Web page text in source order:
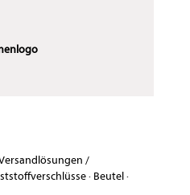
/
· Beutel·